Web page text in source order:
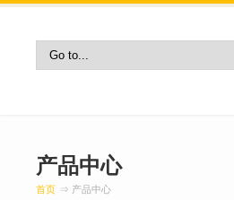
产品中心
首页 ⇒ 产品中心